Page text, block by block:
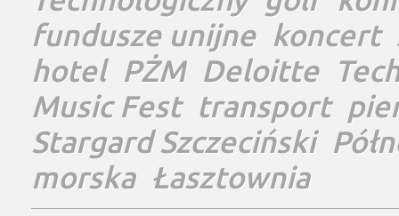
fundusze unijne koncert
hotel PŻM Deloitte
Music Fest transport
Stargard Szczeciński
morska Łasztownia